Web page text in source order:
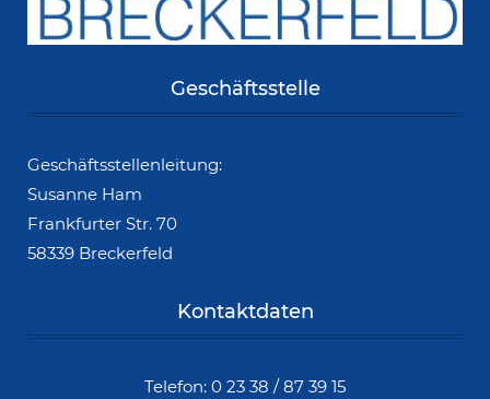
Geschäftsstelle
Geschäftsstellenleitung:
Susanne Ham
Frankfurter Str. 70
58339 Breckerfeld
Kontaktdaten
Telefon: 0 23 38 / 87 39 15